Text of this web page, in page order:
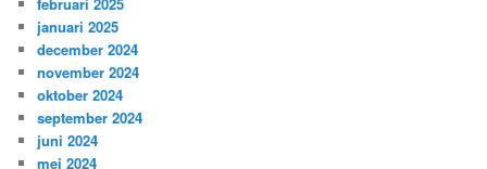
januari 2025
december 2024
november 2024
oktober 2024
september 2024
juni 2024
mei 2024